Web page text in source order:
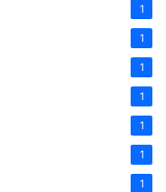
1
1
1
1
1
1
1